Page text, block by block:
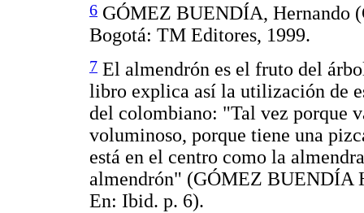
6 GÓMEZ BUENDÍA, Hernando
Bogotá: TM Editores, 1999.
7 El almendrón es el fruto del
libro explica así la utilización de
del colombiano: "Tal vez porque
voluminoso, porque tiene una
está en el centro como la
almendrón" (GÓMEZ BUENDÍA
En: Ibid. p. 6).